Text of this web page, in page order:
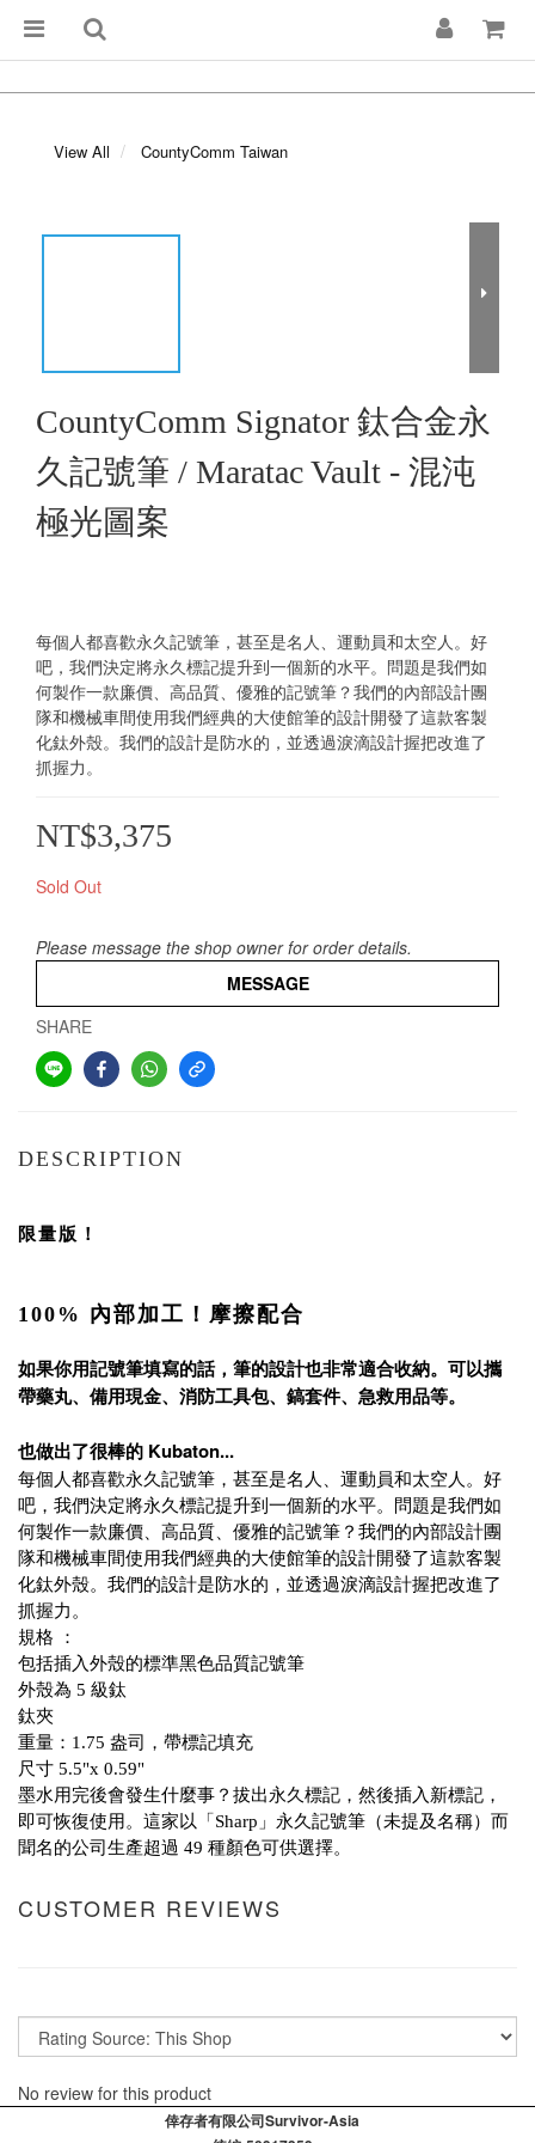
View All CountyComm Taiwan
CountyComm Signator 鈦合金永
久記號筆 / Maratac Vault - 混沌
極光圖案
每個人都喜歡永久記號筆，甚至是名人、運動員和太空人。好
吧，我們決定將永久標記提升到一個新的水平。問題是我們如
何製作一款廉價、高品質、優雅的記號筆？我們的內部設計團
隊和機械車間使用我們經典的大使館筆的設計開發了這款客製
化鈦外殼。我們的設計是防水的，並透過淚滴設計握把改進了
抓握力。
NT$3,375
Sold Out
Please message the shop owner for order details.
MESSAGE
SHARE
DESCRIPTION
限量版！
100% 內部加工！摩擦配合
如果你用記號筆填寫的話，筆的設計也非常適合收納。可以攜
帶藥丸、備用現金、消防工具包、鎬套件、急救用品等。
也做出了很棒的 Kubaton...
每個人都喜歡永久記號筆，甚至是名人、運動員和太空人。好
吧，我們決定將永久標記提升到一個新的水平。問題是我們如
何製作一款廉價、高品質、優雅的記號筆？我們的內部設計團
隊和機械車間使用我們經典的大使館筆的設計開發了這款客製
化鈦外殼。我們的設計是防水的，並透過淚滴設計握把改進了
抓握力。
規格 ：
包括插入外殼的標準黑色品質記號筆
外殼為 5 級鈦
鈦夾
重量：1.75 盎司，帶標記填充
尺寸 5.5"x 0.59"
墨水用完後會發生什麼事？拔出永久標記，然後插入新標記，
即可恢復使用。這家以「Sharp」永久記號筆（未提及名稱）而
聞名的公司生產超過 49 種顏色可供選擇。
CUSTOMER REVIEWS
No review for this product
倖存者有限公司Survivor-Asia